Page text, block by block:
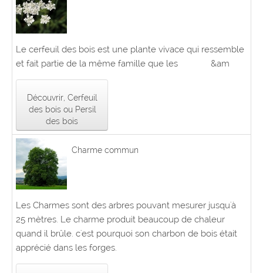
Le cerfeuil des bois est une plante vivace qui ressemble
et fait partie de la même famille que les &am
Découvrir, Cerfeuil
des bois ou Persil
des bois
Charme commun
Les Charmes sont des arbres pouvant mesurer jusqu'à
25 mètres. Le charme produit beaucoup de chaleur
quand il brûle. c'est pourquoi son charbon de bois était
apprécié dans les forges.